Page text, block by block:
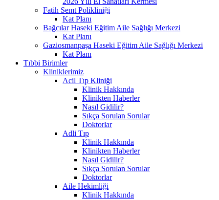
Fatih Semt Polikliniği
Kat Planı
Bağcılar Haseki Eğitim Aile Sağlığı Merkezi
Kat Planı
Gaziosmanpaşa Haseki Eğitim Aile Sağlığı Merkezi
Kat Planı
Tıbbi Birimler
Kliniklerimiz
Acil Tıp Kliniği
Klinik Hakkında
Klinikten Haberler
Nasıl Gidilir?
Sıkça Sorulan Sorular
Doktorlar
Adli Tıp
Klinik Hakkında
Klinikten Haberler
Nasıl Gidilir?
Sıkça Sorulan Sorular
Doktorlar
Aile Hekimliği
Klinik Hakkında